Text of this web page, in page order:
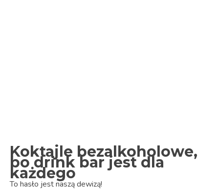
Koktajle bezalkoholowe,
bo drink bar jest dla
każdego
To hasło jest naszą dewizą!